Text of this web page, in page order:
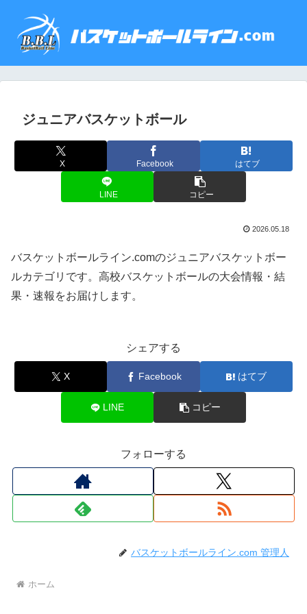
ジュニアバスケットボール
X Facebook はてブ
LINE コピー
2026.05.18
バスケットボールライン.comのジュニアバスケットボー
ルカテゴリです。高校バスケットボールの大会情報・結
果・速報をお届けします。
シェアする
X Facebook はてブ
LINE コピー
フォローする
バスケットボールライン.com 管理人
ホーム